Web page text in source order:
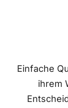
Einfache
ihrem